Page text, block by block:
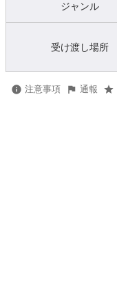
ジャンル
受け渡し場所
注意事項 通報